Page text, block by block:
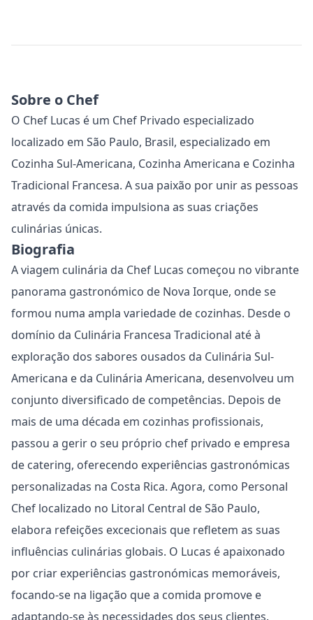
Sobre o Chef
O Chef Lucas é um Chef Privado especializado
localizado em São Paulo, Brasil, especializado em
Cozinha Sul-Americana, Cozinha Americana e Cozinha
Tradicional Francesa. A sua paixão por unir as pessoas
através da comida impulsiona as suas criações
culinárias únicas.
Biografia
A viagem culinária da Chef Lucas começou no vibrante
panorama gastronómico de Nova Iorque, onde se
formou numa ampla variedade de cozinhas. Desde o
domínio da Culinária Francesa Tradicional até à
exploração dos sabores ousados ​​da Culinária Sul-
Americana e da Culinária Americana, desenvolveu um
conjunto diversificado de competências. Depois de
mais de uma década em cozinhas profissionais,
passou a gerir o seu próprio chef privado e empresa
de catering, oferecendo experiências gastronómicas
personalizadas na Costa Rica. Agora, como Personal
Chef localizado no Litoral Central de São Paulo,
elabora refeições excecionais que refletem as suas
influências culinárias globais. O Lucas é apaixonado
por criar experiências gastronómicas memoráveis,
focando-se na ligação que a comida promove e
adaptando-se às necessidades dos seus clientes.